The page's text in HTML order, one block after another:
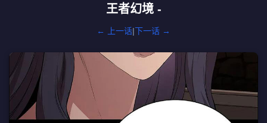
王者幻境 -
← 上一话|下一话 →